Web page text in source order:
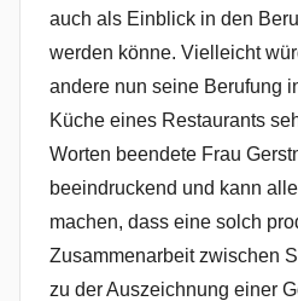
auch als Einblick in den
werden könne. Vielleicht
andere nun seine Berufung
Küche eines Restaurants
Worten beendete Frau
beeindruckend und kann
machen, dass eine solch
Zusammenarbeit zwischen
zu der Auszeichnung einer